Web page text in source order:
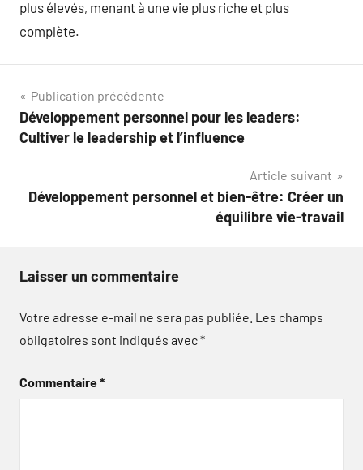
plus élevés, menant à une vie plus riche et plus
complète.
Navigation
de
Publication précédente
Développement personnel pour les leaders:
Cultiver le leadership et l’influence
Article suivant
Développement personnel et bien-être: Créer un
équilibre vie-travail
Laisser un commentaire
Votre adresse e-mail ne sera pas publiée. Les champs
obligatoires sont indiqués avec*
Commentaire*